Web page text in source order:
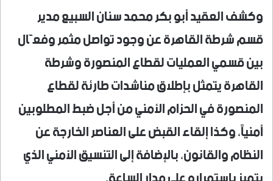
وكشف العقيد أبو بكر محمد سنان السبيع مدير
قسم شرطة القاهرة عن وجود تواصل مثمر وفعَّال
بين قسمي العمليات لقطاع المنصورة وشرطة
القاهرة يتمثل بإطلاق مناشدات طارئة لقطاع
المنصورة في الحزام الأمني من أجل ضبط المطلوبين
أمنياً، وكذا إلقاء القبض على العناصر الخارجة عن
النظام والقانون، بالإضافة إلى التنسيق الأمني الذي